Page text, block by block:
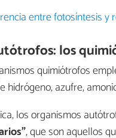
entre fotosíntesis y
los
quimiótrofos
hidrógeno, azufre,
los organismos
, que son aquellos